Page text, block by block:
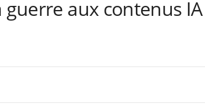
aux contenus IA